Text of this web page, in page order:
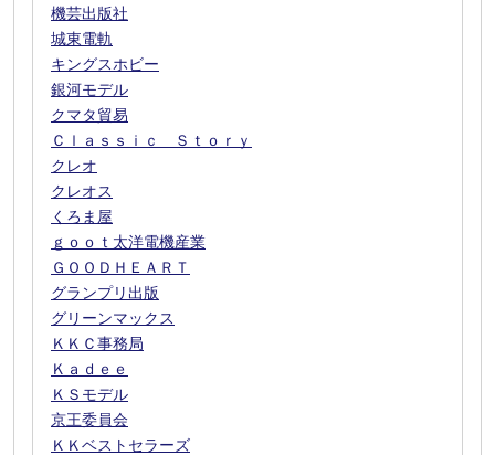
機芸出版社
城東電軌
キングスホビー
銀河モデル
クマタ貿易
Ｃｌａｓｓｉｃ Ｓｔｏｒｙ
クレオ
クレオス
くろま屋
ｇｏｏｔ太洋電機産業
ＧＯＯＤＨＥＡＲＴ
グランプリ出版
グリーンマックス
ＫＫＣ事務局
Ｋａｄｅｅ
ＫＳモデル
京王委員会
ＫＫベストセラーズ